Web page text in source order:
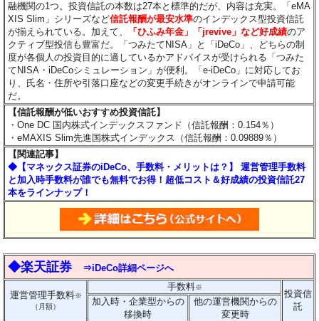
融機関の1つ。投資信託の本数は27本と標準的だが、内容は充実。「eMA
XIS Slim」シリーズなど信託報酬が最安水準のインデックス型投資信託
が揃えられている。加えて、
「ひふみ年金」「jrevive」など好成績のア
クティブ型投信も豊富だ。「つみたてNISA」と「iDeCo」、どちらの制
度が各個人の投資目的に適しているかアドバイスが受けられる「つみた
てNISA・iDeCoシミュレーション」が便利。「e-iDeCo」に対応してお
り、氏名・住所や引落口座などの変更手続きがオンラインで申請可能
だ。
【信託報酬が低いおすすめ投資信託】
・One DC 国内株式インデックスファンド（信託報酬：0.154％）
・eMAXIS Slim先進国株式インデックス（信託報酬：0.09889％）
【関連記事】
◆【マネックス証券のiDeCo、手数料・メリットは？】 運営管理手数料
と加入時手数料が誰でも無料でお得！超低コスト＆好成績の投資信託27
本をラインナップ！
◆楽天証券 ⇒iDeCo詳細ページへ
運営管理手数料※
（月額）
手数料※
投資信
託
加入時・企業型からの
移換時
他の運営機関からの
変更時